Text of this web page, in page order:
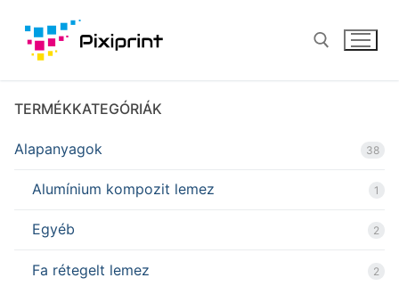
tartalomra
TERMÉKKATEGÓRIÁK
Alapanyagok 38
Alumínium kompozit lemez 1
Egyéb 2
Fa rétegelt lemez 2